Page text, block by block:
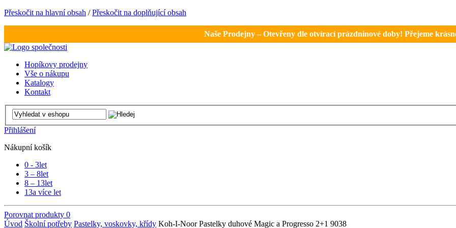
Přeskočit na hlavní obsah /Přeskočit na doplňující obsah
Naše Prodejny – Otevřeny dle otvírací prázdninové doby! Přejeme
Hopíkovy prodejny
Vše o nákupu
Katalogy
Kontakt
Přihlášení
Nákupní košík
0 - 3let
3 – 8let
8 – 13let
13a více let
Porovnat produkty 0
Úvod Školní potřeby Pastelky, voskovky, křídy Koh-I-Noor Pastelky duhové Magic a Progresso 2+1 9038